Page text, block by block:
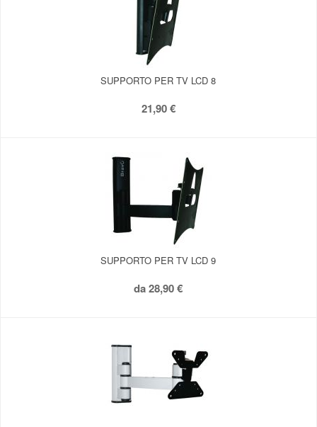
SUPPORTO PER TV LCD 8
21,90 €
SUPPORTO PER TV LCD 9
da28,90 €